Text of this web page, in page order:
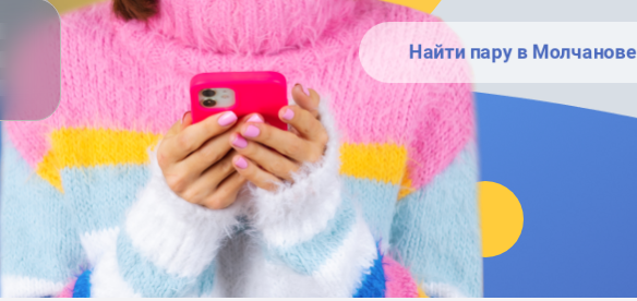
Найти пару в Молчанове